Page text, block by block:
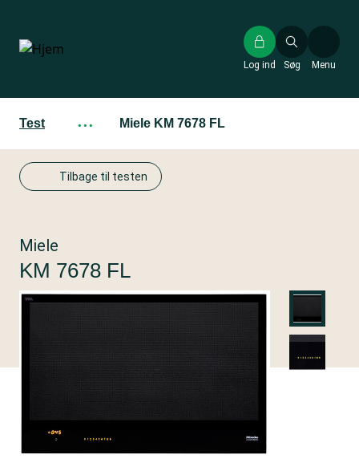
hovedindhold
Søg
Log ind Menu
Test ··· Miele KM 7678 FL
Tilbage til testen
Miele
KM 7678 FL